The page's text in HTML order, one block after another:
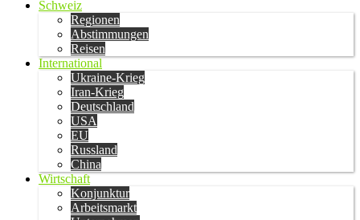
Schweiz
Regionen
Abstimmungen
Reisen
International
Ukraine-Krieg
Iran-Krieg
Deutschland
USA
EU
Russland
China
Wirtschaft
Konjunktur
Arbeitsmarkt